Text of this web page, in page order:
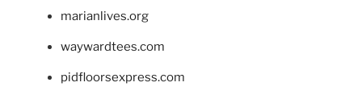
marianlives.org
waywardtees.com
pidfloorsexpress.com